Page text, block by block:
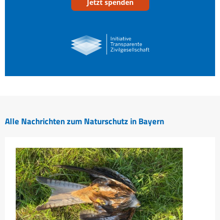
Jetzt spenden
Alle Nachrichten zum Naturschutz in Bayern